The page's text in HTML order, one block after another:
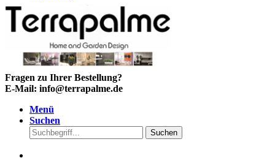
Fragen zu Ihrer Bestellung?
E-Mail: info@terrapalme.de
Menü
Suchen
Suchen